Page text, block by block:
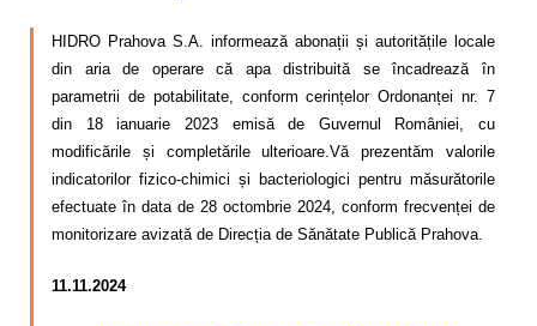
HIDRO Prahova S.A. informează abonații și autoritățile locale
din aria de operare că apa distribuită se încadrează în
parametrii de potabilitate, conform cerințelor Ordonanței nr. 7
din 18 ianuarie 2023 emisă de Guvernul României, cu
modificările și completările ulterioare.Vă prezentăm valorile
indicatorilor fizico-chimici și bacteriologici pentru măsurătorile
efectuate în data de 28 octombrie 2024, conform frecvenței de
monitorizare avizată de Direcția de Sănătate Publică Prahova.
11.11.2024